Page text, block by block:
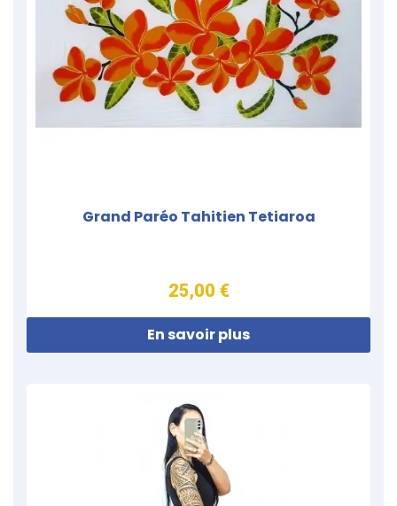
Grand Paréo Tahitien Tetiaroa
25,00 €
En savoir plus